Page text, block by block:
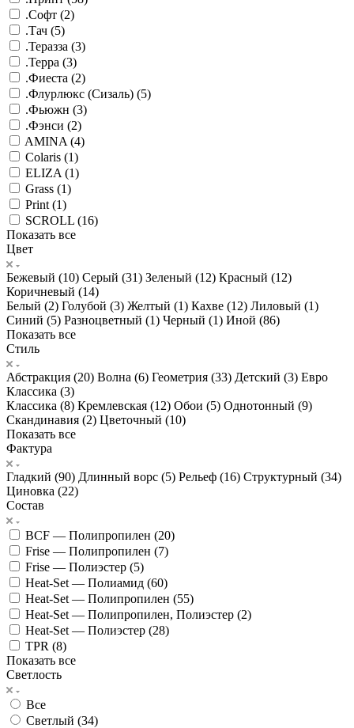
.Софт (2)
.Тач (5)
.Теразза (3)
.Терра (3)
.Фиеста (2)
.Флурлюкс (Сизаль) (5)
.Фьюжн (3)
.Фэнси (2)
AMINA (4)
Colaris (1)
ELIZA (1)
Grass (1)
Print (1)
SCROLL (16)
Показать все
Цвет
Бежевый (10) Серый (31) Зеленый (12) Красный (12)
Коричневый (14)
Белый (2) Голубой (3) Желтый (1) Кахве (12) Лиловый (1)
Синий (5) Разноцветный (1) Черный (1) Иной (86)
Показать все
Стиль
Абстракция (20) Волна (6) Геометрия (33) Детский (3) Евро
Классика (3)
Классика (8) Кремлевская (12) Обои (5) Однотонный (9)
Скандинавия (2) Цветочный (10)
Показать все
Фактура
Гладкий (90) Длинный ворс (5) Рельеф (16) Структурный (34)
Циновка (22)
Состав
BCF — Полипропилен (20)
Frise — Полипропилен (7)
Frise — Полиэстер (5)
Heat-Set — Полиамид (60)
Heat-Set — Полипропилен (55)
Heat-Set — Полипропилен, Полиэстер (2)
Heat-Set — Полиэстер (28)
TPR (8)
Показать все
Светлость
Все
Светлый (34)